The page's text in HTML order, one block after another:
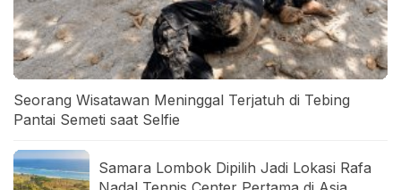
Seorang Wisatawan Meninggal Terjatuh di Tebing
Pantai Semeti saat Selfie
Samara Lombok Dipilih Jadi Lokasi Rafa